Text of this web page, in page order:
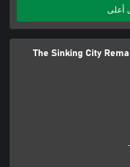
أعلى
The Sinking City